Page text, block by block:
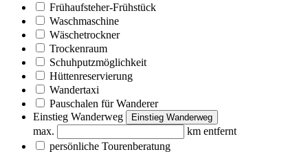
Frühaufsteher-Frühstück
Waschmaschine
Wäschetrockner
Trockenraum
Schuhputzmöglichkeit
Hüttenreservierung
Wandertaxi
Pauschalen für Wanderer
Einstieg Wanderweg
Einstieg Wanderweg
max.
km entfernt
persönliche Tourenberatung